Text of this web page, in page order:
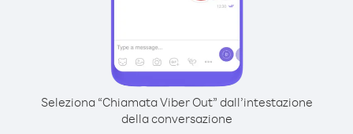
Seleziona “Chiamata Viber Out” dall’intestazione
della conversazione